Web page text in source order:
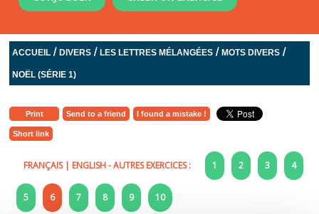
ACCUEIL /DIVERS /LES LETTRES MÉLANGÉES /MOTS DIVERS /
NOËL (SÉRIE 1)
Print Send to a friend I found a mistake !
Short link
FRANÇAIS| ENGLISH- AUTRES EXERCICES : 1 2 3 4
5 6 7 8 9 10